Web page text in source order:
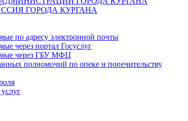
ГОРОДА КУРГАНА
по адресу электронной почты
через портал Госуслуг
через ГБУ МФЦ
полномочий по опеке и попечительству